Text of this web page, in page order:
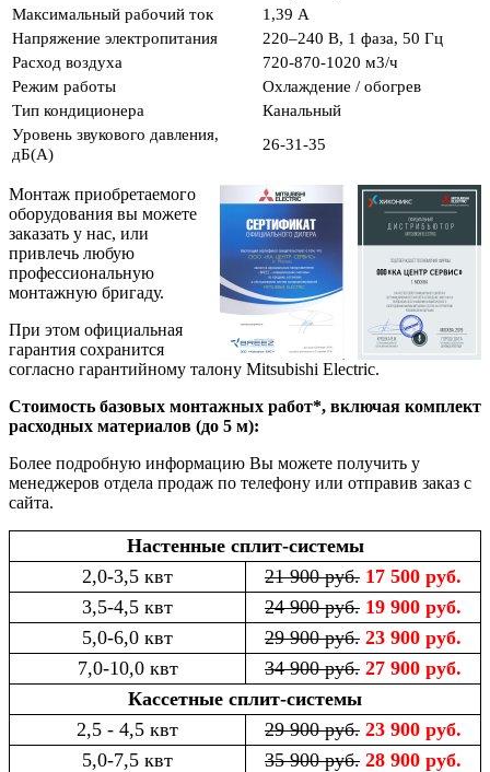
Максимальный рабочий ток
1,39 А
Напряжение электропитания
220–240 B, 1 фаза, 50 Гц
Расход воздуха
720-870-1020 м3/ч
Режим работы
Охлаждение / обогрев
Тип кондиционера
Канальный
Уровень звукового давления,
дБ(А)
26-31-35
Монтаж приобретаемого
оборудования вы можете
заказать у нас, или
привлечь любую
профессиональную
монтажную бригаду.
При этом официальная
гарантия сохранится
согласно гарантийному талону Mitsubishi Electric.
Стоимость базовых монтажных работ*, включая комплект
расходных материалов (до 5 м):
Более подробную информацию Вы можете получить у
менеджеров отдела продаж по телефону или отправив заказ с
сайта.
Настенные сплит-системы
2,0-3,5 квт
21 900 руб. 17 500 руб.
3,5-4,5 квт
24 900 руб. 19 900 руб.
5,0-6,0 квт
29 900 руб. 23 900 руб.
7,0-10,0 квт
34 900 руб. 27 900 руб.
Кассетные сплит-системы
2,5 - 4,5 квт
29 900 руб. 23 900 руб.
5,0-7,5 квт
35 900 руб. 28 900 руб.